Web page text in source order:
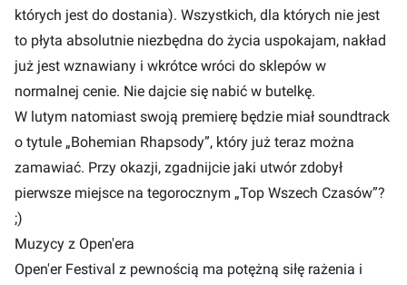
których jest do dostania). Wszystkich, dla których nie jest
to płyta absolutnie niezbędna do życia uspokajam, nakład
już jest wznawiany i wkrótce wróci do sklepów w
normalnej cenie. Nie dajcie się nabić w butelkę.
W lutym natomiast swoją premierę będzie miał soundtrack
o tytule „Bohemian Rhapsody”, który już teraz można
zamawiać. Przy okazji, zgadnijcie jaki utwór zdobył
pierwsze miejsce na tegorocznym „Top Wszech Czasów”?
;)
Muzycy z Open'era
Open'er Festival z pewnością ma potężną siłę rażenia i